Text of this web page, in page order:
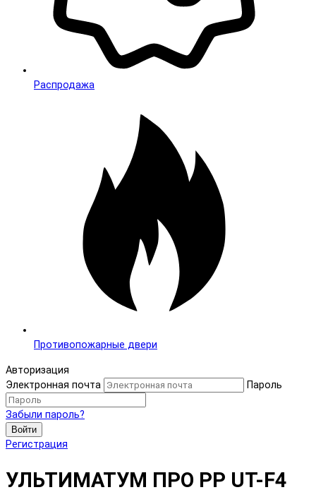
Распродажа
Противопожарные двери
Авторизация
Электронная почта
Пароль
Забыли пароль?
Войти
Регистрация
УЛЬТИМАТУМ ПРО PP UT-F4